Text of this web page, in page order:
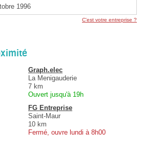
1996
C'est votre entreprise ?
Graph.elec
La Menigauderie
7 km
Ouvert jusqu'à 19h
FG Entreprise
Saint-Maur
10 km
Fermé, ouvre lundi à 8h00